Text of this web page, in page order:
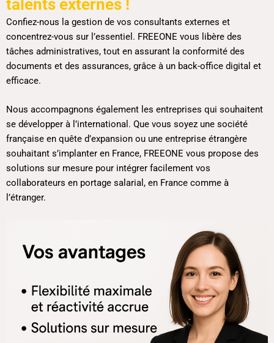
talents externes !
Confiez-nous la gestion de vos consultants externes et
concentrez-vous sur l’essentiel. FREEONE vous libère des
tâches administratives, tout en assurant la conformité des
documents et des assurances, grâce à un back-office digital et
efficace.
Nous accompagnons également les entreprises qui souhaitent
se développer à l’international. Que vous soyez une société
française en quête d’expansion ou une entreprise étrangère
souhaitant s’implanter en France, FREEONE vous propose des
solutions sur mesure pour intégrer facilement vos
collaborateurs en portage salarial, en France comme à
l’étranger.